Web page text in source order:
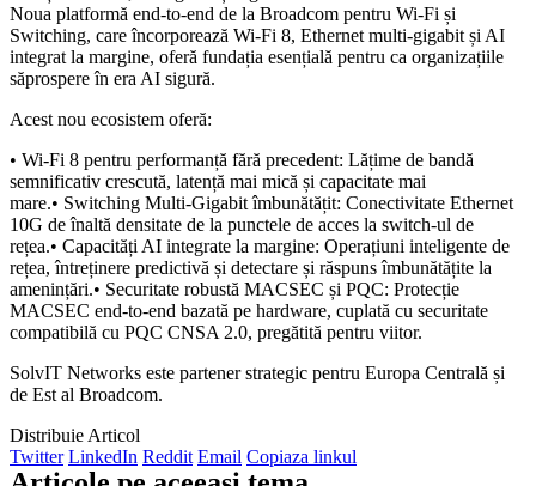
Noua platformă end-to-end de la Broadcom pentru Wi-Fi și
Switching, care încorporează Wi-Fi 8, Ethernet multi-gigabit și AI
integrat la margine, oferă fundația esențială pentru ca organizațiile
săprospere în era AI sigură.
Acest nou ecosistem oferă:
• Wi-Fi 8 pentru performanță fără precedent: Lățime de bandă
semnificativ crescută, latență mai mică și capacitate mai
mare.• Switching Multi-Gigabit îmbunătățit: Conectivitate Ethernet
10G de înaltă densitate de la punctele de acces la switch-ul de
rețea.• Capacități AI integrate la margine: Operațiuni inteligente de
rețea, întreținere predictivă și detectare și răspuns îmbunătățite la
amenințări.• Securitate robustă MACSEC și PQC: Protecție
MACSEC end-to-end bazată pe hardware, cuplată cu securitate
compatibilă cu PQC CNSA 2.0, pregătită pentru viitor.
SolvIT Networks este partener strategic pentru Europa Centrală și
de Est al Broadcom.
Distribuie Articol
Twitter LinkedIn Reddit Email Copiaza linkul